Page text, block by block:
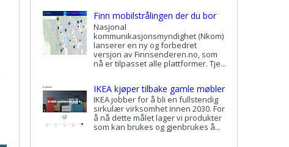
Finn mobilstrålingen der du bor
Nasjonal
kommunikasjonsmyndighet (Nkom)
lanserer en ny og forbedret
versjon av Finnsenderen.no, som
nå er tilpasset alle plattformer. Tje...
IKEA kjøper tilbake gamle møbler
IKEA jobber for å bli en fullstendig
sirkulær virksomhet innen 2030. For
å nå dette målet lager vi produkter
som kan brukes og gjenbrukes å...